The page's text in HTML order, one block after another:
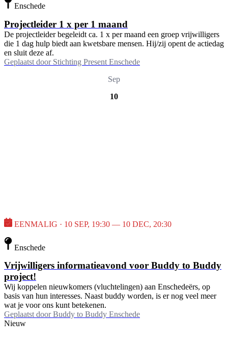
Enschede
Projectleider 1 x per 1 maand
De projectleider begeleidt ca. 1 x per maand een groep vrijwilligers
die 1 dag hulp biedt aan kwetsbare mensen. Hij/zij opent de actiedag
en sluit deze af.
Geplaatst door Stichting Present Enschede
Sep
10
EENMALIG · 10 SEP, 19:30 — 10 DEC, 20:30
Enschede
Vrijwilligers informatieavond voor Buddy to Buddy
project!
Wij koppelen nieuwkomers (vluchtelingen) aan Enschedeërs, op
basis van hun interesses. Naast buddy worden, is er nog veel meer
wat je voor ons kunt betekenen.
Geplaatst door Buddy to Buddy Enschede
Nieuw